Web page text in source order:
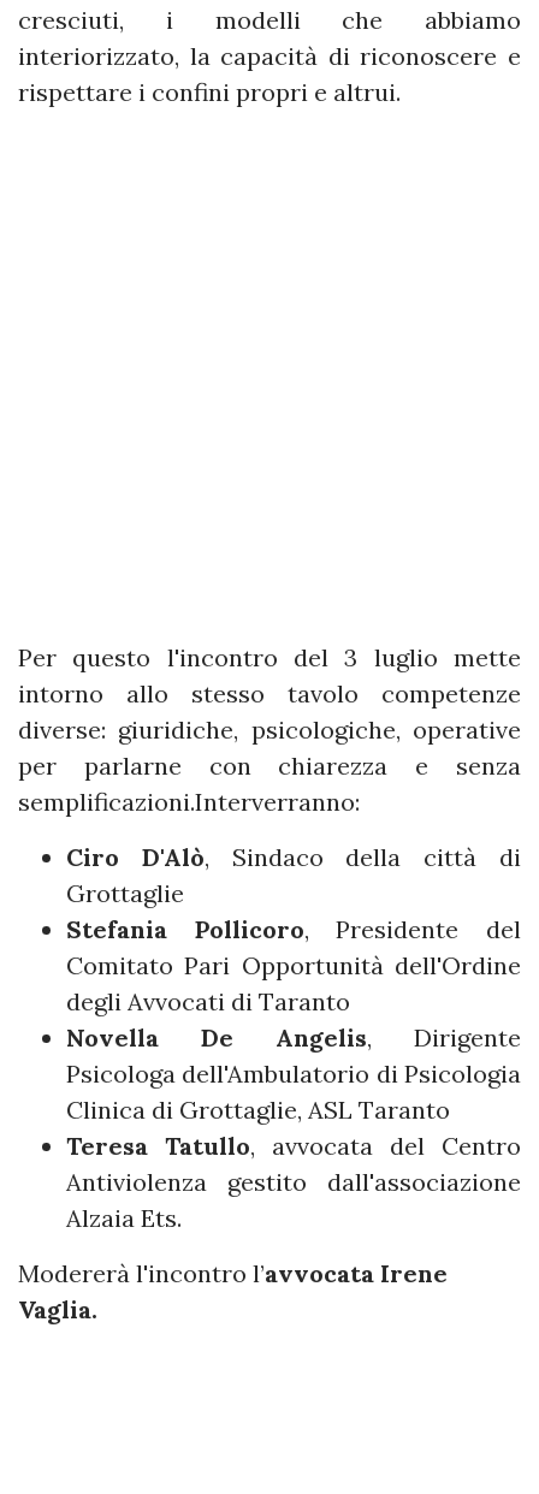
cresciuti, i modelli che abbiamo
interiorizzato, la capacità di riconoscere e
rispettare i confini propri e altrui.
Per questo l'incontro del 3 luglio mette
intorno allo stesso tavolo competenze
diverse: giuridiche, psicologiche, operative
per parlarne con chiarezza e senza
semplificazioni.Interverranno:
Ciro D'Alò, Sindaco della città di
Grottaglie
Stefania Pollicoro, Presidente del
Comitato Pari Opportunità dell'Ordine
degli Avvocati di Taranto
Novella De Angelis, Dirigente
Psicologa dell'Ambulatorio di Psicologia
Clinica di Grottaglie, ASL Taranto
Teresa Tatullo, avvocata del Centro
Antiviolenza gestito dall'associazione
Alzaia Ets.
Modererà l'incontro l’avvocata Irene
Vaglia.